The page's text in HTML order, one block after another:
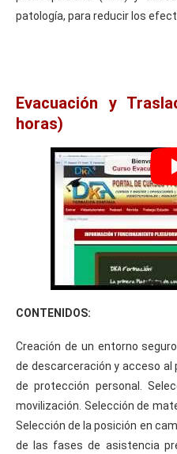
patología, para reducir los
Evacuación y
horas)
CONTENIDOS:
Creación de un entorno
de descarceración y acceso al
de protección personal.
movilización. Selección de
Selección de la posición en
de las fases de asistencia